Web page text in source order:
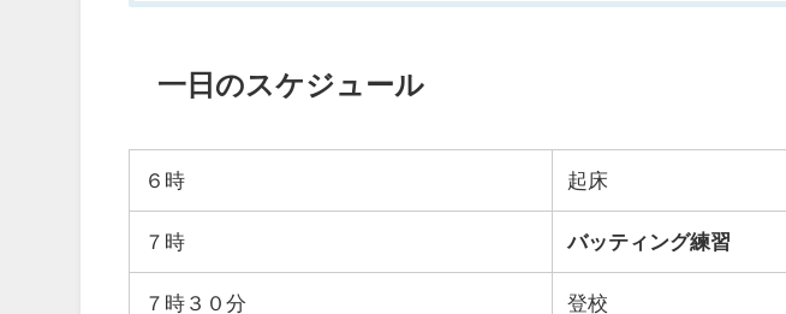
一日のスケジュール
６時 起床
７時 バッティング練習
７時３０分 登校